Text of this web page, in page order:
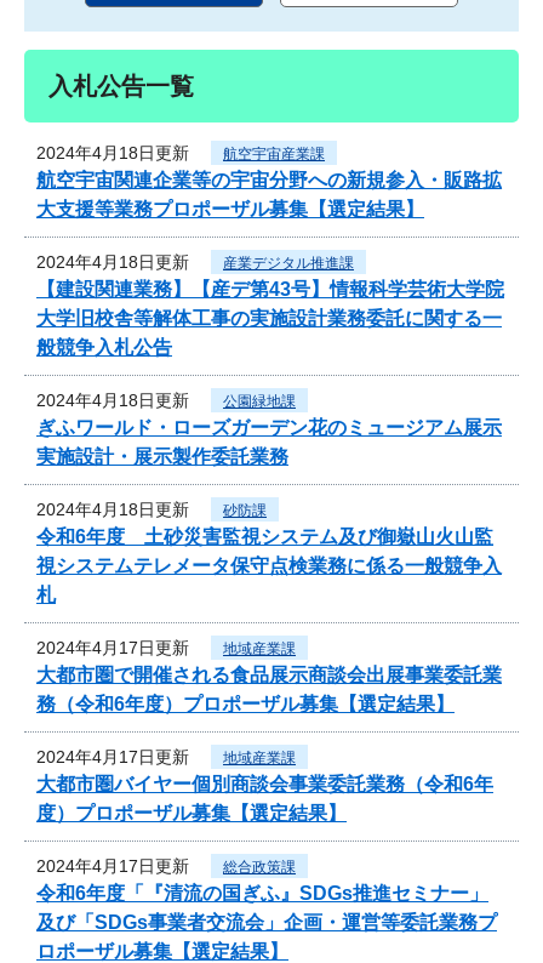
入札公告一覧
2024年4月18日更新 航空宇宙産業課
航空宇宙関連企業等の宇宙分野への新規参入・販路拡
大支援等業務プロポーザル募集【選定結果】
2024年4月18日更新 産業デジタル推進課
【建設関連業務】【産デ第43号】情報科学芸術大学院
大学旧校舎等解体工事の実施設計業務委託に関する一
般競争入札公告
2024年4月18日更新 公園緑地課
ぎふワールド・ローズガーデン花のミュージアム展示
実施設計・展示製作委託業務
2024年4月18日更新 砂防課
令和6年度 土砂災害監視システム及び御嶽山火山監
視システムテレメータ保守点検業務に係る一般競争入
札
2024年4月17日更新 地域産業課
大都市圏で開催される食品展示商談会出展事業委託業
務（令和6年度）プロポーザル募集【選定結果】
2024年4月17日更新 地域産業課
大都市圏バイヤー個別商談会事業委託業務（令和6年
度）プロポーザル募集【選定結果】
2024年4月17日更新 総合政策課
令和6年度「『清流の国ぎふ』SDGs推進セミナー」
及び「SDGs事業者交流会」企画・運営等委託業務プ
ロポーザル募集【選定結果】